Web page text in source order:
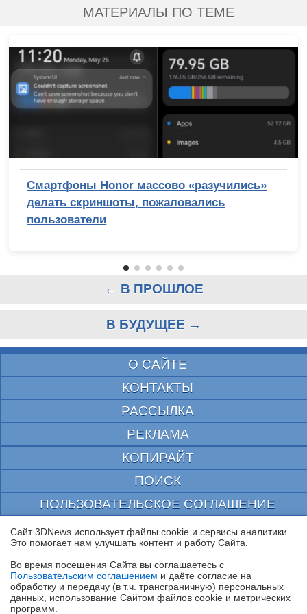
МАТЕРИАЛЫ ПО ТЕМЕ
Смартфоны Honor массово «разучились»
делать скриншоты, пожаловались
пользователи
← В ПРОШЛОЕ
В БУДУЩЕЕ →
О САЙТЕ
КОНТАКТЫ
РАССЫЛКА
РЕКЛАМА
КОПИРАЙТ
ПОИСК
ПОЛЬЗОВАТЕЛЬСКОЕ СОГЛАШЕНИЕ
ЗАЩИЩЕНО CURATOR
© 1997—2026 Электронное периодическое издание "3ДНьюс" | Свидетельство о
выдано Федеральной Службой по надзору за соблюдением законодательства в сфере
массовых коммуникаций и охране культурного наследия
При цитировании документа ссылка на сайт с указанием автора обязательна. Полное
заимствование документа является нарушением
российского и международного законодательства и возможно только с согласия
Сайт 3DNews использует файлы cookie и сервисы аналитики.
Это помогает нам улучшать контент и работу Cайта.
Во время посещения Cайта вы соглашаетесь с
Пользовательским соглашением и даёте согласие на
обработку и передачу (в т.ч. трансграничную) персональных
данных, использование Cайтом файлов cookie и метрических
программ.